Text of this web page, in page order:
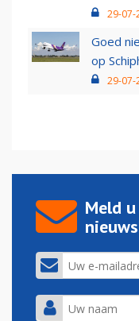
29-07-
Goed
op
29-07-
Meld